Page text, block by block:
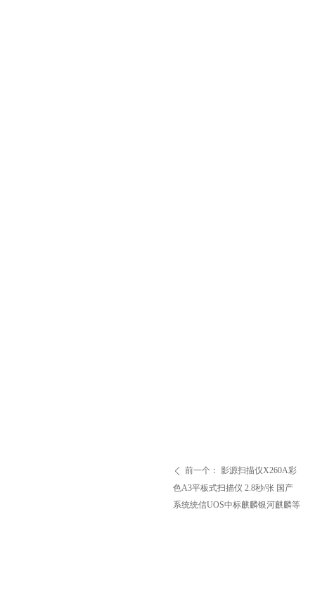
ꄴ 前一个： 影源扫描仪X260A彩
色A3平板式扫描仪 2.8秒/张 国产
系统统信UOS中标麒麟银河麒麟等